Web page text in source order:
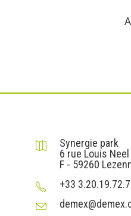
Synergie park
6 rue Louis Neel
F - 59260
+33